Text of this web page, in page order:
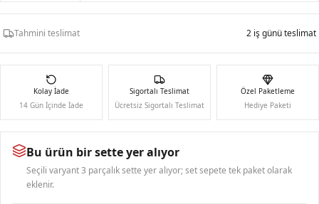
Tahmini teslimat 2 iş günü teslimat
Kolay İade
14 Gün İçinde İade
Sigortalı Teslimat
Ücretsiz Sigortalı Teslimat
Özel Paketleme
Hediye Paketi
Bu ürün bir sette yer alıyor
Seçili varyant 3 parçalık sette yer alıyor; set sepete tek paket olarak
eklenir.